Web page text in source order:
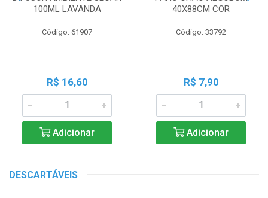
100ML LAVANDA
Código: 61907
R$ 16,60
Adicionar
40X88CM COR
Código: 33792
R$ 7,90
Adicionar
DESCARTÁVEIS